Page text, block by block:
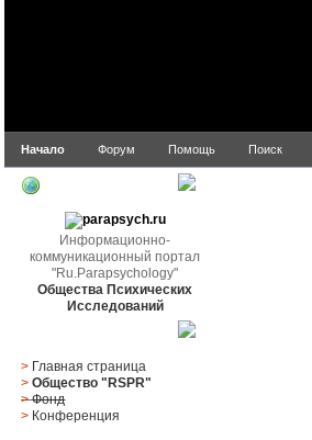
Начало Форум Помощь Поиск
Информационно-
коммуникационный портал
"Ru.Parapsychology"
Общества Психических
Исследований
> Главная страница
> Общество "RSPR"
> Фонд
> Конференция